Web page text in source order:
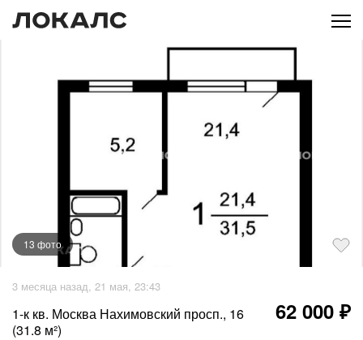
13 фото
3 месяца назад, 21 мая, 23:43
1-к кв. Москва Нахимовский просп., 16
(31.8 м²)
62 000 ₽